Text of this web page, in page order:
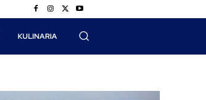
KULINARIA